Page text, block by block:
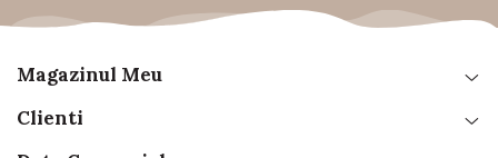
Magazinul Meu
Clienti